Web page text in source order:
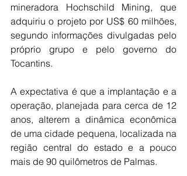
mineradora Hochschild Mining, que
adquiriu o projeto por US$ 60 milhões,
segundo informações divulgadas pelo
próprio grupo e pelo governo do
Tocantins.
A expectativa é que a implantação e a
operação, planejada para cerca de 12
anos, alterem a dinâmica econômica
de uma cidade pequena, localizada na
região central do estado e a pouco
mais de 90 quilômetros de Palmas.